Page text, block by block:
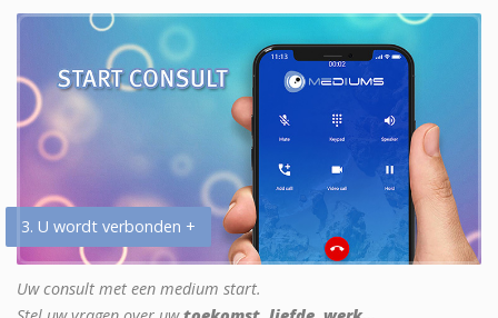
3. U wordt verbonden +
Uw consult met een medium start.